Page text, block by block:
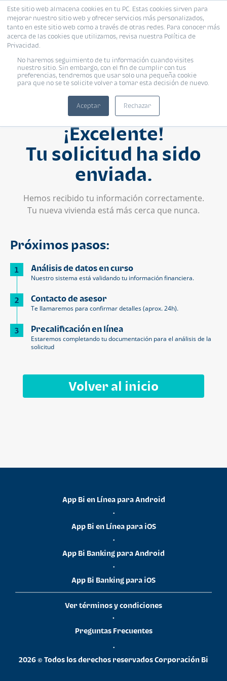
Este sitio web almacena cookies en tu PC. Estas cookies sirven para
mejorar nuestro sitio web y ofrecer servicios más personalizados,
tanto en este sitio web como a través de otras redes. Para conocer más
acerca de las cookies que utilizamos, revisa nuestra Política de
Privacidad.
No haremos seguimiento de tu información cuando visites
nuestro sitio. Sin embargo, con el fin de cumplir con tus
preferencias, tendremos que usar solo una pequeña cookie
para que no se te solicite volver a tomar esta decisión de nuevo.
Aceptar Rechazar
¡Excelente!
Tu solicitud ha sido
enviada.
Hemos recibido tu información correctamente.
Tu nueva vivienda está más cerca que nunca.
Próximos pasos:
1 Análisis de datos en curso
Nuestro sistema está validando tu información financiera.
2 Contacto de asesor
Te llamaremos para confirmar detalles (aprox. 24h).
3 Precalificación en línea
Estaremos completando tu documentación para el análisis de la
solicitud
Volver al inicio
App Bi en Línea para Android
•
App Bi en Línea para iOS
•
App Bi Banking para Android
•
App Bi Banking para iOS
Ver términos y condiciones
•
Preguntas Frecuentes
•
2026 © Todos los derechos reservados Corporación Bi